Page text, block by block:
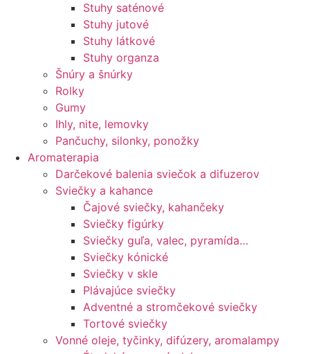
Stuhy saténové
Stuhy jutové
Stuhy látkové
Stuhy organza
Šnúry a šnúrky
Rolky
Gumy
Ihly, nite, lemovky
Pančuchy, silonky, ponožky
Aromaterapia
Darčekové balenia sviečok a difuzerov
Sviečky a kahance
Čajové sviečky, kahančeky
Sviečky figúrky
Sviečky guľa, valec, pyramída…
Sviečky kónické
Sviečky v skle
Plávajúce sviečky
Adventné a stromčekové sviečky
Tortové sviečky
Vonné oleje, tyčinky, difúzery, aromalampy